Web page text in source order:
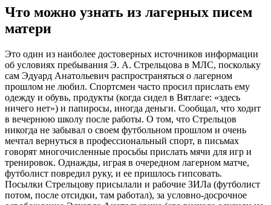
Что можно узнать из лагерных писем
матери
Это один из наиболее достоверных источников информации
об условиях пребывания Э. А. Стрельцова в МЛС, поскольку
сам Эдуард Анатольевич распространяться о лагерном
прошлом не любил. Спортсмен часто просил прислать ему
одежду и обувь, продукты (когда сидел в Вятлаге: «здесь
ничего нет») и папиросы, иногда деньги. Сообщал, что ходит
в вечернюю школу после работы. О том, что Стрельцов
никогда не забывал о своем футбольном прошлом и очень
мечтал вернуться в профессиональный спорт, в письмах
говорят многочисленные просьбы прислать мячи для игр и
тренировок. Однажды, играя в очередном лагерном матче,
футболист повредил руку, и ее пришлось гипсовать.
Посылки Стрельцову присылали и рабочие ЗИЛа (футболист
потом, после отсидки, там работал), за условно-досрочное